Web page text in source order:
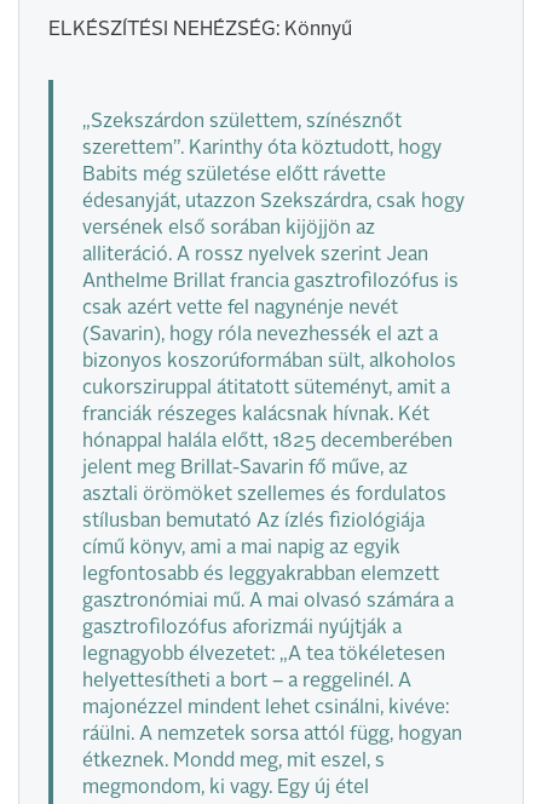
ELKÉSZÍTÉSI NEHÉZSÉG: Könnyű
„Szekszárdon születtem, színésznőt
szerettem”. Karinthy óta köztudott, hogy
Babits még születése előtt rávette
édesanyját, utazzon Szekszárdra, csak hogy
versének első sorában kijöjjön az
alliteráció. A rossz nyelvek szerint Jean
Anthelme Brillat francia gasztrofilozófus is
csak azért vette fel nagynénje nevét
(Savarin), hogy róla nevezhessék el azt a
bizonyos koszorúformában sült, alkoholos
cukorsziruppal átitatott süteményt, amit a
franciák részeges kalácsnak hívnak. Két
hónappal halála előtt, 1825 decemberében
jelent meg Brillat-Savarin fő műve, az
asztali örömöket szellemes és fordulatos
stílusban bemutató Az ízlés fiziológiája
című könyv, ami a mai napig az egyik
legfontosabb és leggyakrabban elemzett
gasztronómiai mű. A mai olvasó számára a
gasztrofilozófus aforizmái nyújtják a
legnagyobb élvezetet: „A tea tökéletesen
helyettesítheti a bort – a reggelinél. A
majonézzel mindent lehet csinálni, kivéve:
ráülni. A nemzetek sorsa attól függ, hogyan
étkeznek. Mondd meg, mit eszel, s
megmondom, ki vagy. Egy új étel